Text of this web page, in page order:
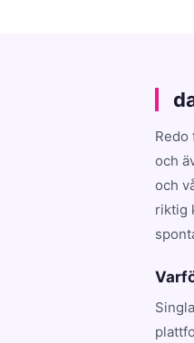
och
och
riktig